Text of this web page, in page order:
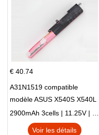
€ 40.74
A31N1519 compatible
modèle ASUS X540S X540L
X540LA-SI302 X540SA
X540S
2900mAh 3cells | 11.25V | Li-ion ...
Voir les détails